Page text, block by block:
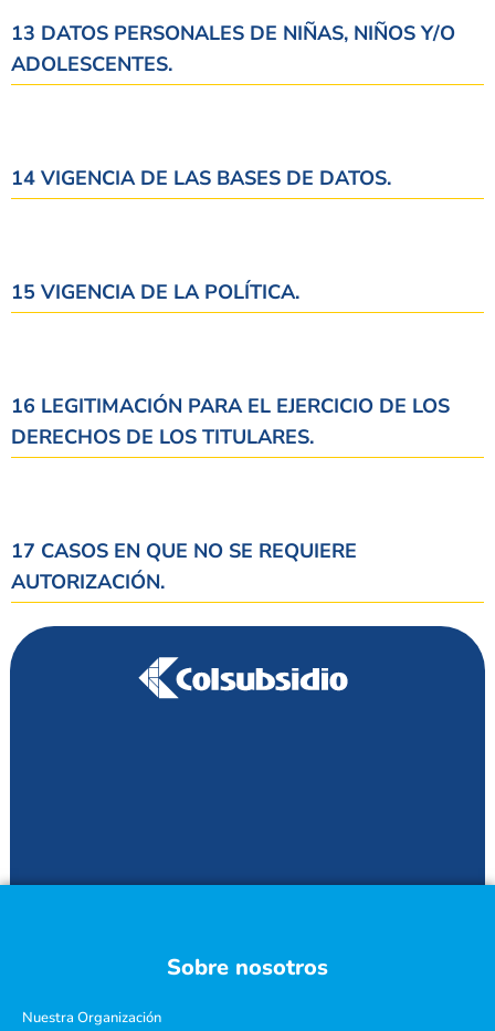
13 DATOS PERSONALES DE NIÑAS, NIÑOS Y/O
ADOLESCENTES.
14 VIGENCIA DE LAS BASES DE DATOS.
15 VIGENCIA DE LA POLÍTICA.
16 LEGITIMACIÓN PARA EL EJERCICIO DE LOS
DERECHOS DE LOS TITULARES.
17 CASOS EN QUE NO SE REQUIERE
AUTORIZACIÓN.
Sobre nosotros
Nuestra Organización